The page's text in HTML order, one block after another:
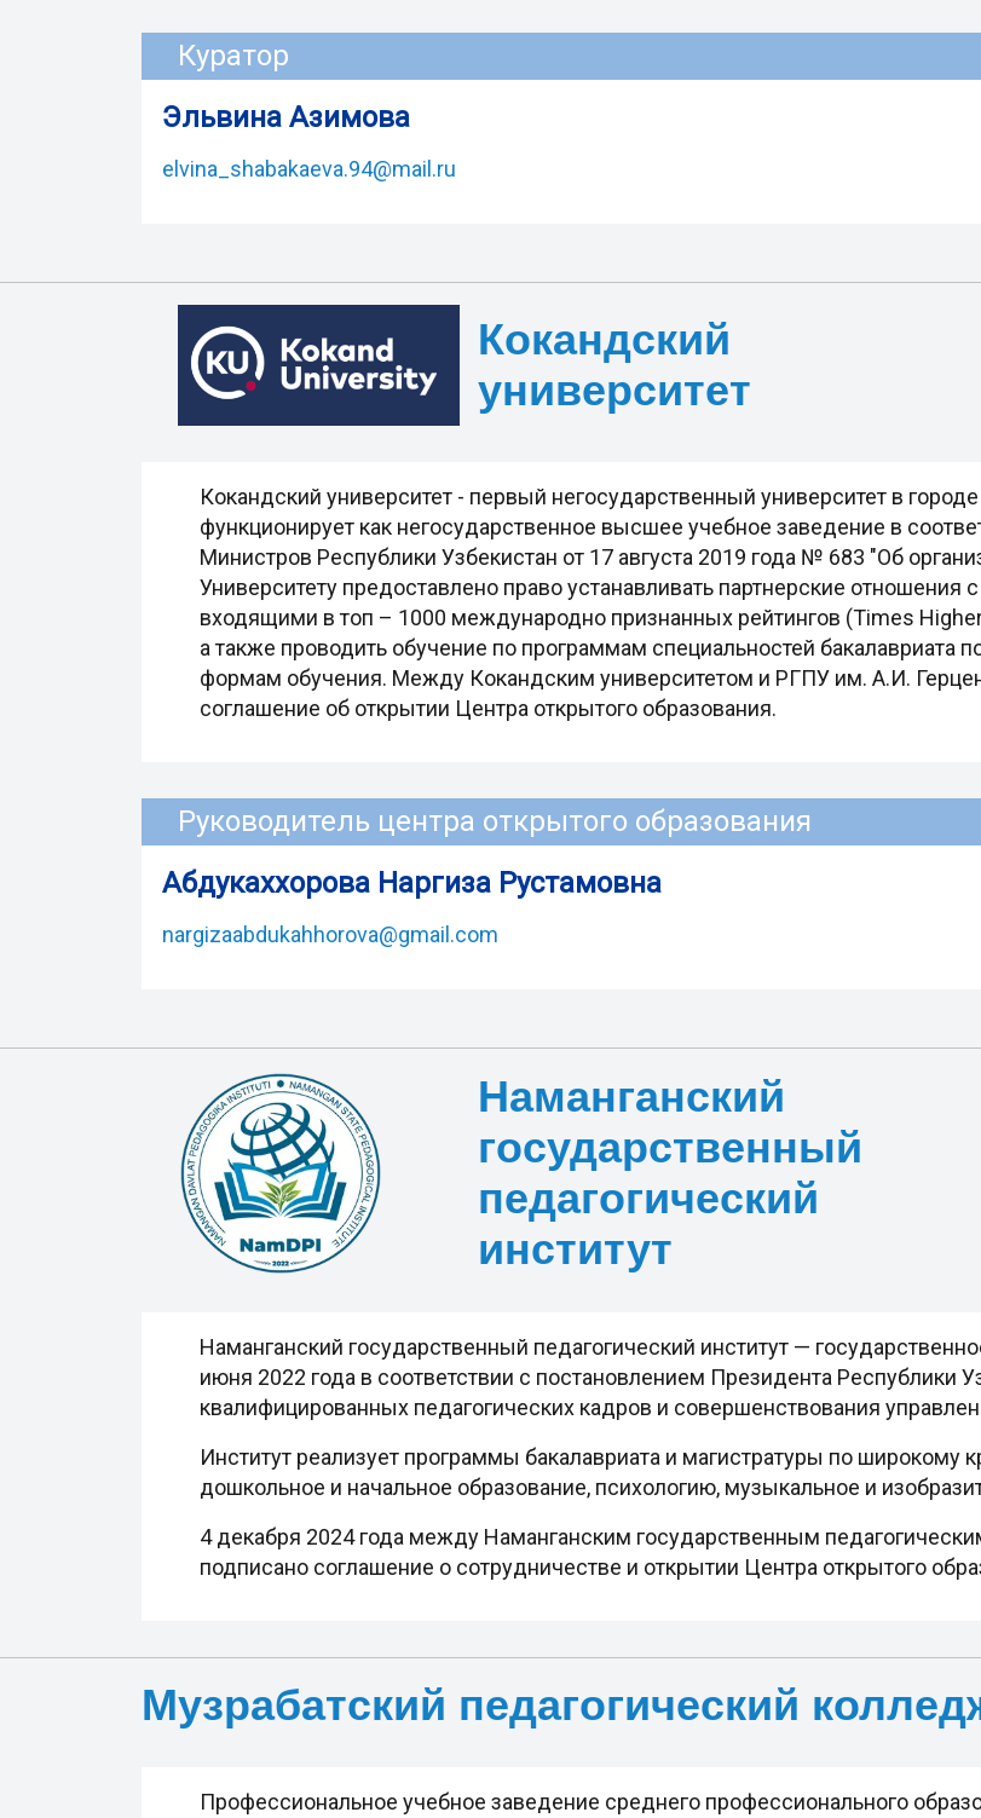
Куратор
Эльвина Азимова
elvina_shabakaeva.94@mail.ru
Кокандский
университет
Кокандский университет - первый негосударственный университет в
функционирует как негосударственное высшее учебное заведение в
Министров Республики Узбекистан от 17 августа 2019 года № 683 "Об
Университету предоставлено право устанавливать партнерские
входящими в топ – 1000 международно признанных рейтингов (Times
а также проводить обучение по программам специальностей бакалавриата
формам обучения. Между Кокандским университетом и РГПУ им. А.И.
соглашение об открытии Центра открытого образования.
Руководитель центра открытого образования
Абдукаххорова Наргиза Рустамовна
nargizaabdukahhorova@gmail.com
Наманганский
государственный
педагогический
институт
Наманганский государственный педагогический институт —
июня 2022 года в соответствии с постановлением Президента Республики
квалифицированных педагогических кадров и совершенствования
Институт реализует программы бакалавриата и магистратуры по широкому
дошкольное и начальное образование, психологию, музыкальное и
4 декабря 2024 года между Наманганским государственным
подписано соглашение о сотрудничестве и открытии Центра открытого
Музрабатский педагогический
Профессиональное учебное заведение среднего профессионального